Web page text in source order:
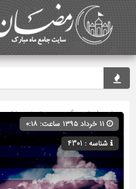
صفحه اصلی» گروه » دسته‌بندی نشده
شناسه : 4301